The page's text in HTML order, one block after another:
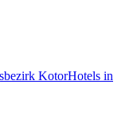
KotorHotels in